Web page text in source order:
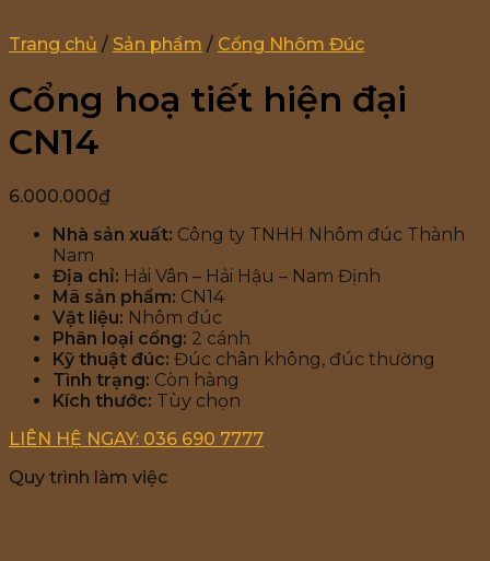
Trang chủ / Sản phẩm / Cổng Nhôm Đúc
Cổng hoạ tiết hiện đại
CN14
6.000.000₫
Nhà sản xuất: Công ty TNHH Nhôm đúc Thành
Nam
Địa chỉ: Hải Vân – Hải Hậu – Nam Định
Mã sản phẩm: CN14
Vật liệu: Nhôm đúc
Phân loại cổng: 2 cánh
Kỹ thuật đúc: Đúc chân không, đúc thường
Tình trạng: Còn hàng
Kích thước: Tùy chọn
LIÊN HỆ NGAY: 036 690 7777
Quy trình làm việc